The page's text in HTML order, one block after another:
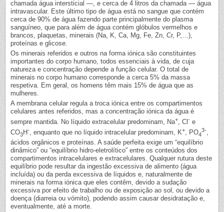
chamada água intersticial —, e cerca de 4 litros da chamada — água
intravascular. Este último tipo de água está no sangue que contém
cerca de 90% de água fazendo parte principalmente do plasma
sanguíneo, que para além de água contém glóbulos vermelhos e
brancos, plaquetas, minerais (Na, K, Ca, Mg, Fe, Zn, Cr, P,…),
proteínas e glicose.
Os minerais referidos e outros na forma iónica são constituintes
importantes do corpo humano, todos essenciais à vida, de cuja
natureza e concentração depende a função celular. O total de
minerais no corpo humano corresponde a cerca 5% da massa
respetiva. Em geral, os homens têm mais 15% de água que as
mulheres.
A membrana celular regula a troca iónica entre os compartimentos
celulares antes referidos, mas a concentração iónica da água é
sempre mantida. No líquido extracelular predominam, Na+, Cl - e
CO3H-, enquanto que no líquido intracelular predominam, K+, PO4
3-,
ácidos orgânicos e proteínas. A saúde perfeita exige um “equilíbrio
dinâmico” ou “equilíbrio hidro-eletrolítico” entre os conteúdos dos
compartimentos intracelulares e extracelulares. Qualquer rutura deste
equilíbrio pode resultar da ingestão excessiva de alimento (água
incluída) ou da perda excessiva de líquidos e, naturalmente de
minerais na forma iónica que eles contêm, devido a sudação
excessiva por efeito de trabalho ou de exposição ao sol, ou devido a
doença (diarreia ou vómito), podendo assim causar desidratação e,
eventualmente, até a morte.